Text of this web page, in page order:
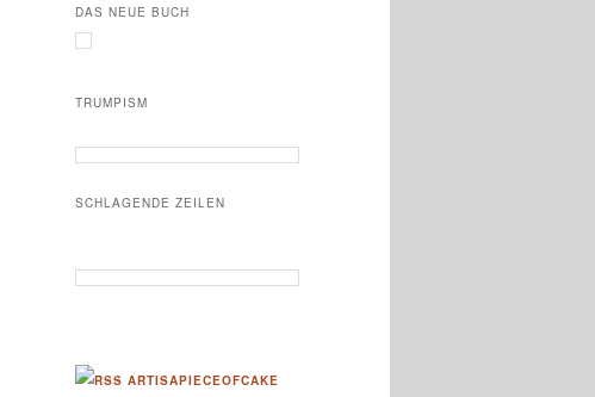
DAS NEUE BUCH
TRUMPISM
SCHLAGENDE ZEILEN
ARTISAPIECEOFCAKE